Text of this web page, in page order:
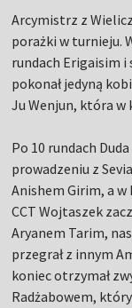
Arcymistrz z
porażki w turnieju.
rundach Erigaisim i
pokonał jedyną
Ju Wenjun, która w
Po 10 rundach
prowadzeniu z
Anishem Girim, a
CCT Wojtaszek
Aryanem Tarim,
przegrał z innym
koniec otrzymał
Radżabowem,